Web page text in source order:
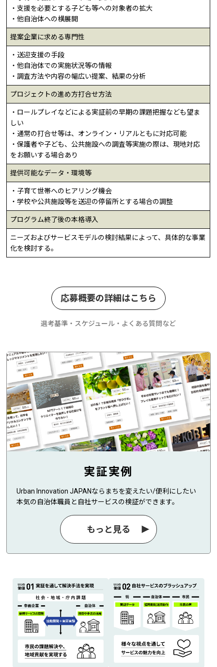
・支援を必要とする子ども等への対象者の拡大
・他自治体への横展開
提案企業に求める専門性
・送迎支援の手段
・他自治体での実施状況等の情報
・調査方法や内容の幅広い提案、結果の分析
プロジェクトの進め方打合せ方法
・ロールプレイなどによる実証前の早期の課題把握なども望ま
しい
・通常の打合せ等は、オンライン・リアルともに対応可能
・保護者や子ども、公共施設への調査等実施の際は、現地対応
をお願いする場合あり
提供可能なデータ・環境等
・子育て世帯へのヒアリング機会
・学校や公共施設等を送迎の停留所とする場合の調整
プログラム終了後の本格導入
ニーズおよびサービスモデルの検討結果によって、具体的な事業
化を検討する。
応募概要の詳細はこちら
選考基準・スケジュール・よくある質問など
実証実例
Urban Innovation JAPANならまちを変えたい/便利にしたい
本気の自治体職員と自社サービスの検証ができます。
もっと見る